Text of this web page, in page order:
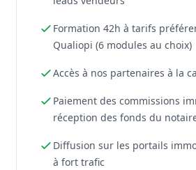
Formation 42h à tarifs
Qualiopi (6 modules au choix)
Accès à nos partenaires à la
Paiement des commissions
réception des fonds du
Diffusion sur les portails
à fort trafic